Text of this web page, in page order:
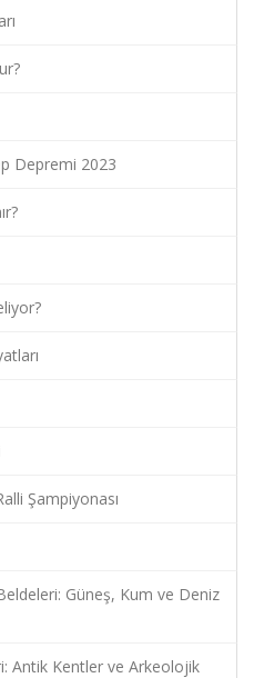
Depremi 2023
Şampiyonası
Güneş, Kum ve Deniz
Antik Kentler ve Arkeolojik